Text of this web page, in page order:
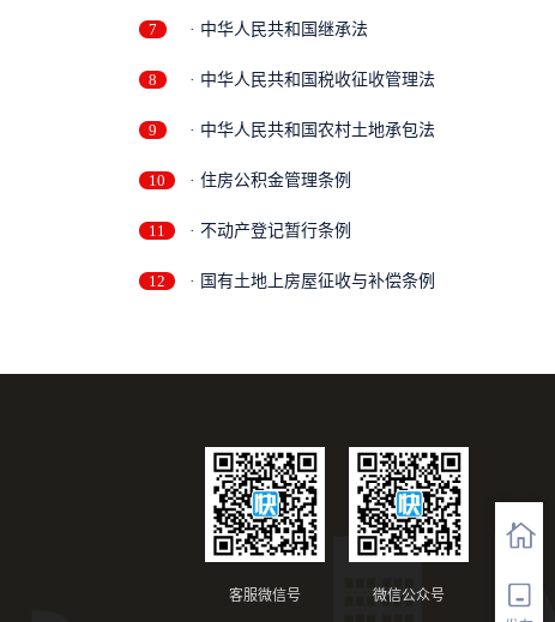
7 · 中华人民共和国继承法
8 · 中华人民共和国税收征收管理法
9 · 中华人民共和国农村土地承包法
10 · 住房公积金管理条例
11 · 不动产登记暂行条例
12 · 国有土地上房屋征收与补偿条例
微信公众号
客服微信号